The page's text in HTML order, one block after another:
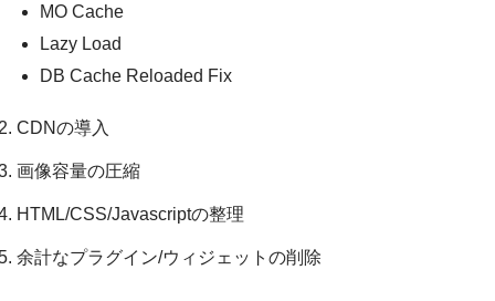
MO Cache
Lazy Load
DB Cache Reloaded Fix
CDNの導入
画像容量の圧縮
HTML/CSS/Javascriptの整理
余計なプラグイン/ウィジェットの削除